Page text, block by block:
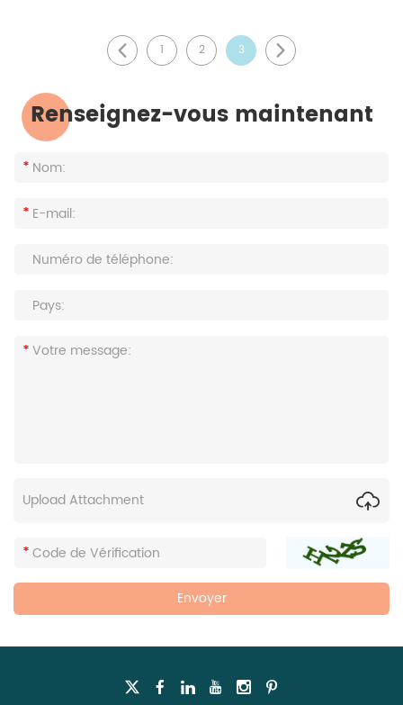
1 2 3
Renseignez-vous maintenant
Upload Attachment